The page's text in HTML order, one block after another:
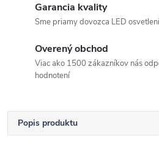
Garancia kvality
Sme priamy dovozca LED
Overený obchod
Viac ako 1500 zákazníkov nás
hodnotení
Popis produktu